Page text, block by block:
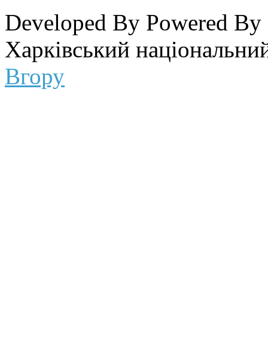
Developed By Powered By
Харківський
Вгору